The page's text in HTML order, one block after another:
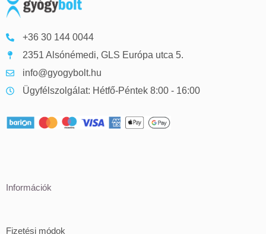
+36 30 144 0044
2351 Alsónémedi, GLS Európa utca 5.
info@gyogybolt.hu
Ügyfélszolgálat: Hétfő-Péntek 8:00 - 16:00
Információk
Fizetési módok